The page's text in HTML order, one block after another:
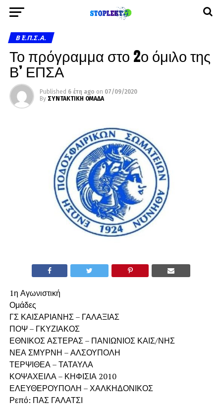
Β΄ Ε.Π.Σ.Α.
Το πρόγραμμα στο 2ο όμιλο της
Β’ ΕΠΣΑ
Published 6 έτη ago on 07/09/2020
By ΣΥΝΤΑΚΤΙΚΗ ΟΜΑΔΑ
1η Αγωνιστική
Ομάδες
ΓΣ ΚΑΙΣΑΡΙΑΝΗΣ – ΓΑΛΑΞΙΑΣ
ΠΟΨ – ΓΚΥΖΙΑΚΟΣ
ΕΘΝΙΚΟΣ ΑΣΤΕΡΑΣ – ΠΑΝΙΩΝΙΟΣ ΚΑΙΣ/ΝΗΣ
ΝΕΑ ΣΜΥΡΝΗ – ΑΛΣΟΥΠΟΛΗ
ΤΕΡΨΙΘΕΑ – ΤΑΤΑΥΛΑ
ΚΟΨΑΧΕΙΛΑ – ΚΗΦΙΣΙΑ 2010
ΕΛΕΥΘΕΡΟΥΠΟΛΗ – ΧΑΛΚΗΔΟΝΙΚΟΣ
Ρεπό: ΠΑΣ ΓΑΛΑΤΣΙ